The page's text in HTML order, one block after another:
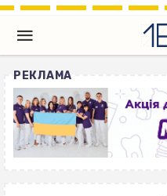
РЕКЛАМА